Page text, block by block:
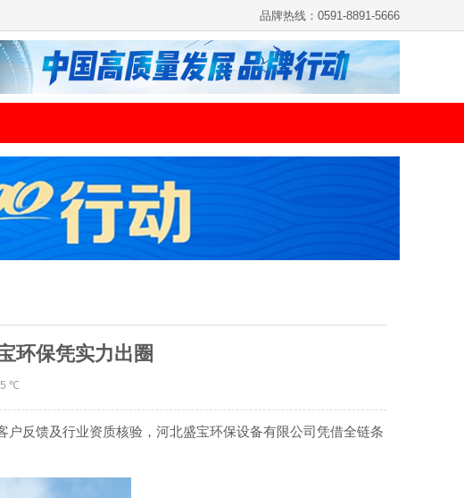
品牌热线：0591-8891-5666
环保凭实力出圈
℃
户反馈及行业资质核验，河北盛宝环保设备有限公司凭借全链条